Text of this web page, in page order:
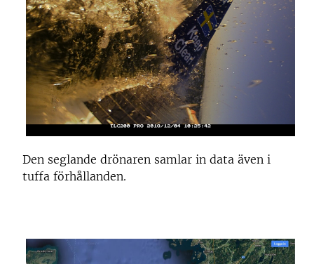
Den seglande drönaren samlar in data även i
tuffa förhållanden.